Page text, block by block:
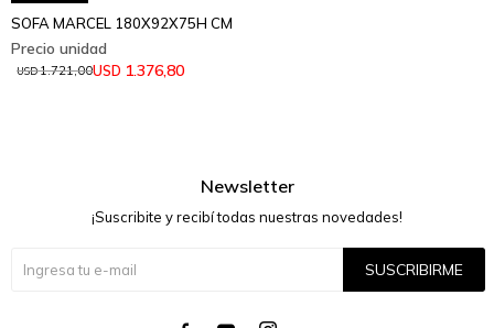
SOFA MARCEL 180X92X75H CM
USD 1.376,80
USD1.721,00
Newsletter
¡Suscribite y recibí todas nuestras novedades!
SUSCRIBIRME